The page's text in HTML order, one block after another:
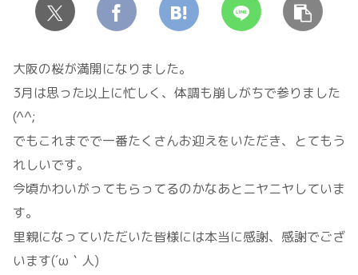
大阪の桜が満開になりました。
3月は思った以上に忙しく、体調も崩しがちで参りました
(^^;
でもこれまでで一番たくさんお迎えをいただき、とてもう
れしいです。
今頃かわいがってもらってるのかなあとニヤニヤしていま
す。
里親になっていただいた皆様には本当に感謝、感謝でござ
います(´ω｀人)